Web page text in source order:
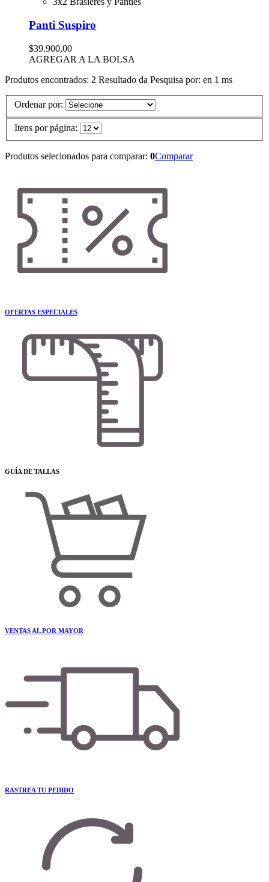
Panti Suspiro
$39.900,00
AGREGAR A LA BOLSA
Produtos encontrados: 2 Resultado da Pesquisa por: en 1 ms
Ordenar por:
Itens por página:
Produtos selecionados para comparar: 0Comparar
OFERTAS ESPECIALES
GUÍA DE TALLAS
VENTAS AL POR MAYOR
RASTREA TU PEDIDO